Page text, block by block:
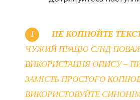
НЕ КОПІЮЙТЕ
ЧУЖИЙ ПРАЦЮ СЛІД
ВИКОРИСТАННЯ ОПИСУ –
ЗАМІСТЬ ПРОСТОГО
ВИКОРИСТОВУЙТЕ